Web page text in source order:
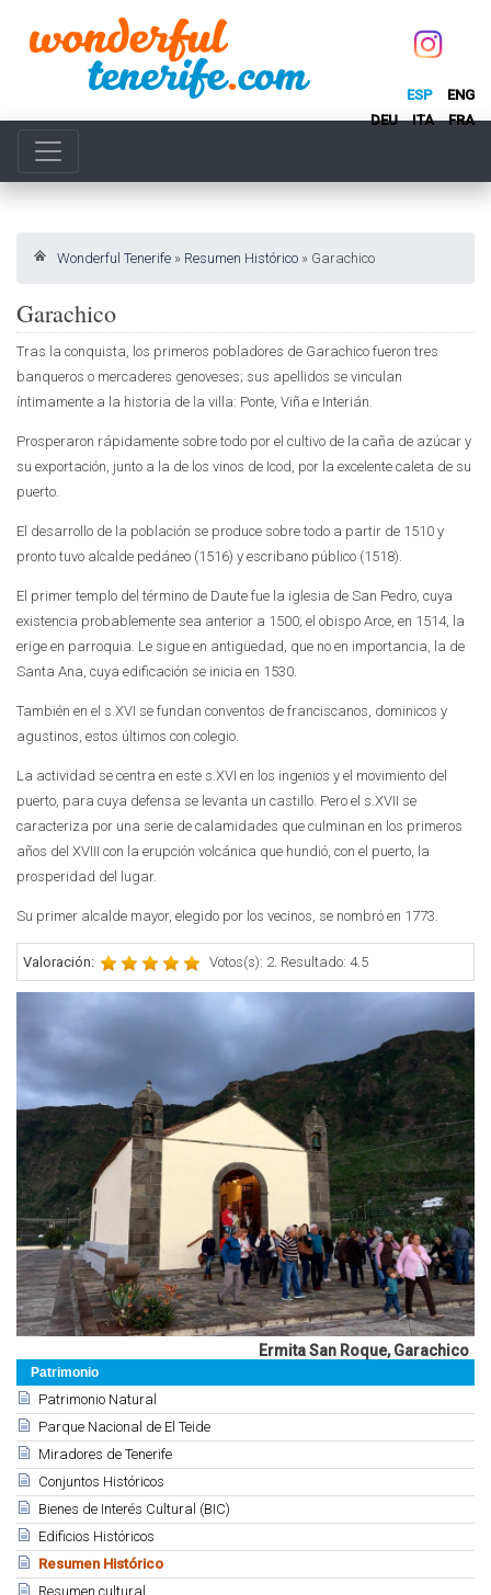
ESP
ENG
DEU
ITA FRA
Wonderful Tenerife » Resumen Histórico » Garachico
Patrimonio
Patrimonio Natural
Parque Nacional de El Teide
Miradores de Tenerife
Conjuntos Históricos
Bienes de Interés Cultural (BIC)
Edificios Históricos
Resumen Histórico
Resumen cultural
Garachico
Tras la conquista, los primeros pobladores de Garachico fueron tres
banqueros o mercaderes genoveses; sus apellidos se vinculan
íntimamente a la historia de la villa: Ponte, Viña e Interián.
Prosperaron rápidamente sobre todo por el cultivo de la caña de azúcar y
su exportación, junto a la de los vinos de Icod, por la excelente caleta de su
puerto.
El desarrollo de la población se produce sobre todo a partir de 1510 y
pronto tuvo alcalde pedáneo (1516) y escribano público (1518).
El primer templo del término de Daute fue la iglesia de San Pedro, cuya
existencia probablemente sea anterior a 1500; el obispo Arce, en 1514, la
erige en parroquia. Le sigue en antigüedad, que no en importancia, la de
Santa Ana, cuya edificación se inicia en 1530.
También en el s.XVI se fundan conventos de franciscanos, dominicos y
agustinos, estos últimos con colegio.
La actividad se centra en este s.XVI en los ingenios y el movimiento del
puerto, para cuya defensa se levanta un castillo. Pero el s.XVII se
caracteriza por una serie de calamidades que culminan en los primeros
años del XVIII con la erupción volcánica que hundió, con el puerto, la
prosperidad del lugar.
Su primer alcalde mayor, elegido por los vecinos, se nombró en 1773.
Valoración: Votos(s): 2. Resultado: 4.5
Ermita San Roque, Garachico